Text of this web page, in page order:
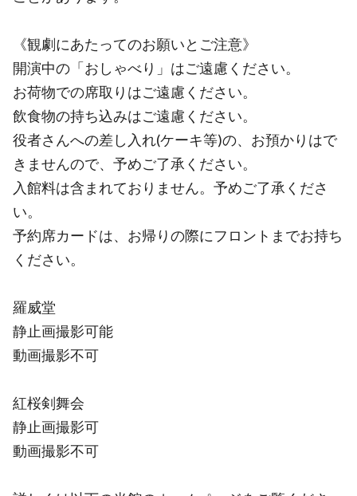
《観劇にあたってのお願いとご注意》
開演中の「おしゃべり」はご遠慮ください。
お荷物での席取りはご遠慮ください。
飲食物の持ち込みはご遠慮ください。
役者さんへの差し入れ(ケーキ等)の、お預かりはで
きませんので、予めご了承ください。
入館料は含まれておりません。予めご了承くださ
い。
予約席カードは、お帰りの際にフロントまでお持ち
ください。
羅威堂
静止画撮影可能
動画撮影不可
紅桜剣舞会
静止画撮影可
動画撮影不可